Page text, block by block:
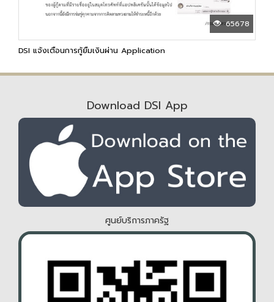
65678
DSI แจ้งเตือนการกู้ยืมเงินผ่าน Application
Download DSI App
ศูนย์บริการภาครัฐ